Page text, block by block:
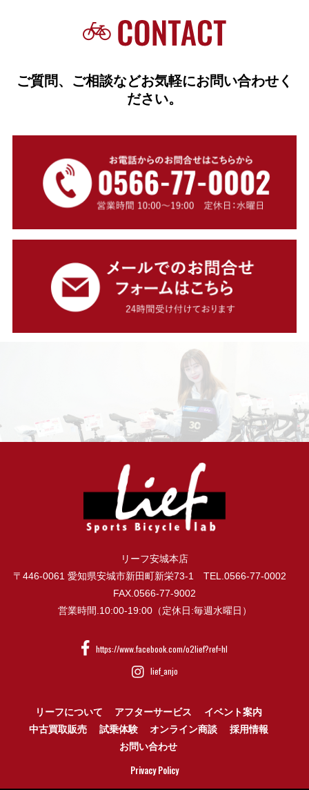
ご質問、ご相談などお気軽にお問い合わせく
ださい。
リーフ安城本店
〒446-0061 愛知県安城市新田町新栄73-1 TEL.0566-77-0002
FAX.0566-77-9002
営業時間.10:00-19:00（定休日:毎週水曜日）
https://www.facebook.com/o2lief?ref=hl
lief_anjo
リーフについて アフターサービス
イベント案内
中古買取販売
試乗体験 オンライン商談
採用情報
お問い合わせ
Privacy Policy